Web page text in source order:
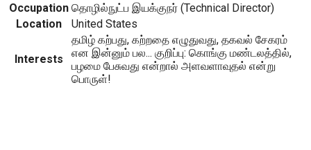
Occupation தொழில்நுட்ப இயக்குநர் (Technical Director)
Location
United States
Interests
தமிழ் கற்பது, கற்றதை எழுதுவது, தகவல் சேகரம்
என இன்னும் பல... குறிப்பு: கொங்கு மண்டலத்தில்,
பழமை பேசுவது என்றால் அளவளாவுதல் என்று
பொருள்!